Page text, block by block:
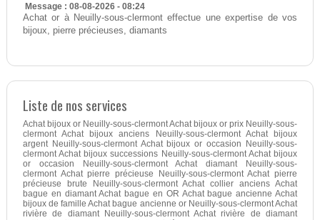
Message : 08-08-2026 - 08:24
Achat or à Neuilly-sous-clermont effectue une expertise de vos
bijoux, pierre précieuses, diamants
Liste de nos services
Achat bijoux or Neuilly-sous-clermont Achat bijoux or prix Neuilly-sous-
clermont Achat bijoux anciens Neuilly-sous-clermont Achat bijoux
argent Neuilly-sous-clermont Achat bijoux or occasion Neuilly-sous-
clermont Achat bijoux successions Neuilly-sous-clermont Achat bijoux
or occasion Neuilly-sous-clermont Achat diamant Neuilly-sous-
clermont Achat pierre précieuse Neuilly-sous-clermont Achat pierre
précieuse brute Neuilly-sous-clermont Achat collier anciens Achat
bague en diamant Achat bague en OR Achat bague ancienne Achat
bijoux de famille Achat bague ancienne or Neuilly-sous-clermont Achat
rivière de diamant Neuilly-sous-clermont Achat rivière de diamant